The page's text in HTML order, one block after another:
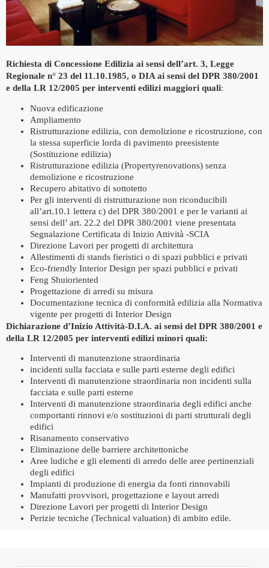
Richiesta di Concessione Edilizia ai sensi dell’art. 3, Legge
Regionale n° 23 del 11.10.1985, o DIA ai sensi del DPR 380/2001
e della LR 12/2005 per interventi edilizi maggiori quali:
Nuova edificazione
Ampliamento
Ristrutturazione edilizia, con demolizione e ricostruzione, con
la stessa superficie lorda di pavimento preesistente
(Sostituzione edilizia)
Ristrutturazione edilizia (Propertyrenovations) senza
demolizione e ricostruzione
Recupero abitativo di sottotetto
Per gli interventi di ristrutturazione non riconducibili
all’art.10.1 lettera c) del DPR 380/2001 e per le varianti ai
sensi dell’ art. 22.2 del DPR 380/2001 viene presentata
Segnalazione Certificata di Inizio Attività -SCIA
Direzione Lavori per progetti di architettura
Allestimenti di stands fieristici o di spazi pubblici e privati
Eco-friendly Interior Design per spazi pubblici e privati
Feng Shuioriented
Progettazione di arredi su misura
Documentazione tecnica di conformità edilizia alla Normativa
vigente per progetti di Interior Design
Dichiarazione d’Inizio Attività-D.I.A. ai sensi del DPR 380/2001 e
della LR 12/2005 per interventi edilizi minori quali:
Interventi di manutenzione straordinaria
incidenti sulla facciata e sulle parti esterne degli edifici
Interventi di manutenzione straordinaria non incidenti sulla
facciata e sulle parti esterne
Interventi di manutenzione straordinaria degli edifici anche
comportanti rinnovi e/o sostituzioni di parti strutturali degli
edifici
Risanamento conservativo
Eliminazione delle barriere architettoniche
Aree ludiche e gli elementi di arredo delle aree pertinenziali
degli edifici
Impianti di produzione di energia da fonti rinnovabili
Manufatti provvisori, progettazione e layout arredi
Direzione Lavori per progetti di Interior Design
Perizie tecniche (Technical valuation) di ambito edile.